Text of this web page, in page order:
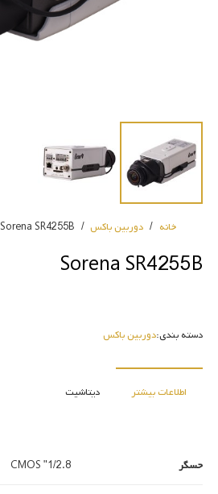
خانه / دوربین باکس /
Sorena SR4255B
Sorena SR4255B
دسته بندی:دوربین باکس
اطلاعات بیشتر دیتاشیت
حسگر 1/2.8" CMOS